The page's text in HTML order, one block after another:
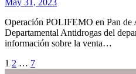
May 31, 2023
Operación POLIFEMO en Pan de
Departamental Antidrogas del
información sobre la venta…
Paginación
1 2 … 7